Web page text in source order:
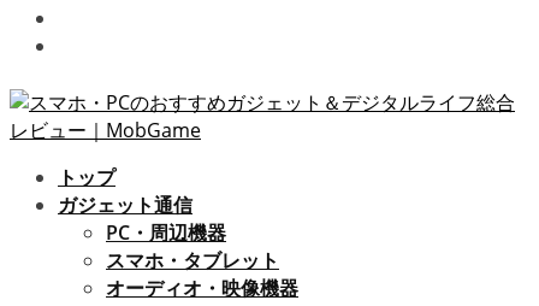
トップ
ガジェット通信
PC・周辺機器
スマホ・タブレット
オーディオ・映像機器